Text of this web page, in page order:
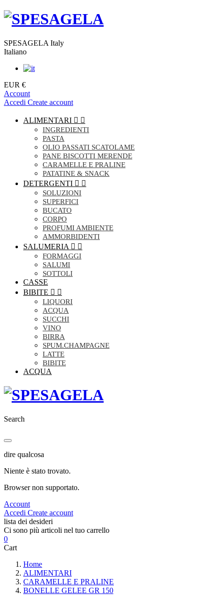
SPESAGELA Italy
Italiano
EUR €
Account
Accedi Create account
ALIMENTARI  
INGREDIENTI
PASTA
OLIO PASSATI SCATOLAME
PANE BISCOTTI MERENDE
CARAMELLE E PRALINE
PATATINE & SNACK
DETERGENTI  
SOLUZIONI
SUPERFICI
BUCATO
CORPO
PROFUMI AMBIENTE
AMMORBIDENTI
SALUMERIA  
FORMAGGI
SALUMI
SOTTOLI
CASSE
BIBITE  
LIQUORI
ACQUA
SUCCHI
VINO
BIRRA
SPUM.CHAMPAGNE
LATTE
BIBITE
ACQUA
Search
dire qualcosa
Niente è stato trovato.
Browser non supportato.
Account
Accedi Create account
lista dei desideri
Ci sono più articoli nel tuo carrello
0
Cart
Home
ALIMENTARI
CARAMELLE E PRALINE
BONELLE GELEE GR 150